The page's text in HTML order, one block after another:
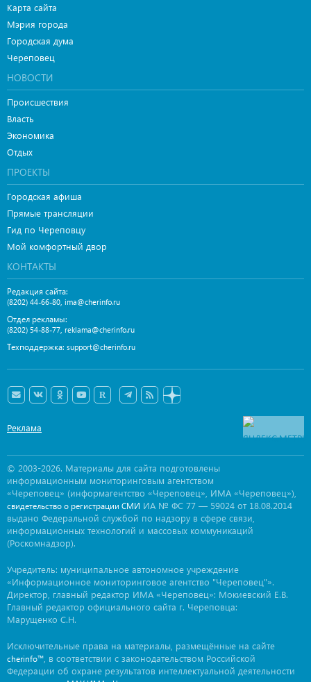
Карта сайта
Мэрия города
Городская дума
Череповец
НОВОСТИ
Происшествия
Власть
Экономика
Отдых
ПРОЕКТЫ
Городская афиша
Прямые трансляции
Гид по Череповцу
Мой комфортный двор
КОНТАКТЫ
Редакция сайта:
(8202) 44-66-80 ima@cherinfo.ru
Отдел рекламы:
(8202) 54-88-77 reklama@cherinfo.ru
Техподдержка: support@cherinfo.ru
Реклама
© 2003-2026. Материалы для сайта подготовлены
информационным мониторинговым агентством
«Череповец» (информагентство «Череповец», ИМА «Череповец»),
свидетельство о регистрации СМИ ИА № ФС 77 — 59024 от 18.08.2014
выдано Федеральной службой по надзору в сфере связи,
информационных технологий и массовых коммуникаций
(Роскомнадзор).
Учредитель: муниципальное автономное учреждение
«Информационное мониторинговое агентство "Череповец"».
Директор, главный редактор ИМА «Череповец»: Мокиевский Е.В.
Главный редактор официального сайта г. Череповца:
Марущенко С.Н.
Исключительные права на материалы, размещённые на сайте
cherinfo™ , в соответствии с законодательством Российской
Федерации об охране результатов интеллектуальной деятельности